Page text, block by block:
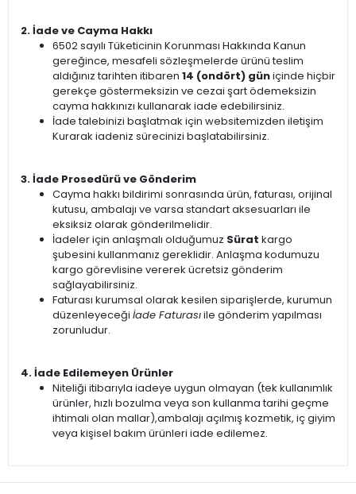
2. İade ve Cayma Hakkı
6502 sayılı Tüketicinin Korunması Hakkında Kanun
gereğince, mesafeli sözleşmelerde ürünü teslim
aldığınız tarihten itibaren 14 (ondört) güniçinde hiçbir
gerekçe göstermeksizin ve cezai şart ödemeksizin
cayma hakkınızı kullanarak iade edebilirsiniz.
İade talebinizi başlatmak için websitemizden iletişim
Kurarak iadeniz sürecinizi başlatabilirsiniz.
3. İade Prosedürü ve Gönderim
Cayma hakkı bildirimi sonrasında ürün, faturası, orijinal
kutusu, ambalajı ve varsa standart aksesuarları ile
eksiksiz olarak gönderilmelidir.
İadeler için anlaşmalı olduğumuz Sürat kargo
şubesini kullanmanız gereklidir. Anlaşma kodumuzu
kargo görevlisine vererek ücretsiz gönderim
sağlayabilirsiniz.
Faturası kurumsal olarak kesilen siparişlerde, kurumun
düzenleyeceği İade Faturasıile gönderim yapılması
zorunludur.
4. İade Edilemeyen Ürünler
Niteliği itibarıyla iadeye uygun olmayan (tek kullanımlık
ürünler, hızlı bozulma veya son kullanma tarihi geçme
ihtimali olan mallar),ambalajı açılmış kozmetik, iç giyim
veya kişisel bakım ürünleri iade edilemez.